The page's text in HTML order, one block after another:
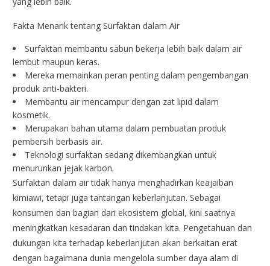
Fakta Menarik tentang Surfaktan dalam Air
Surfaktan membantu sabun bekerja lebih baik dalam air
lembut maupun keras.
Mereka memainkan peran penting dalam pengembangan
produk anti-bakteri.
Membantu air mencampur dengan zat lipid dalam
kosmetik.
Merupakan bahan utama dalam pembuatan produk
pembersih berbasis air.
Teknologi surfaktan sedang dikembangkan untuk
menurunkan jejak karbon.
Surfaktan dalam air tidak hanya menghadirkan keajaiban
kimiawi, tetapi juga tantangan keberlanjutan. Sebagai
konsumen dan bagian dari ekosistem global, kini saatnya
meningkatkan kesadaran dan tindakan kita. Pengetahuan dan
dukungan kita terhadap keberlanjutan akan berkaitan erat
dengan bagaimana dunia mengelola sumber daya alam di